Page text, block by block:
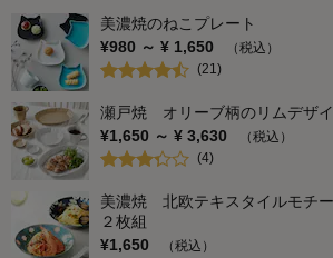
美濃焼のねこプレート
¥980 ～ ¥ 1,650
（税込）
(21)
瀬戸焼 オリーブ柄のリムデザ
¥1,650 ～ ¥ 3,630
（税込）
(4)
美濃焼 北欧テキスタイルモチ
２枚組
¥1,650
（税込）